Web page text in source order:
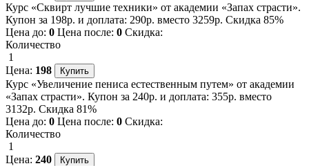
Курс «Сквирт лучшие техники» от академии «Запах страсти».
Купон за 198р. и доплата: 290р. вместо 3259р. Скидка 85%
Цена до: 0 Цена после: 0 Скидка:
Количество
1
Цена: 198
Курс «Увеличение пениса естественным путем» от академии
«Запах страсти». Купон за 240р. и доплата: 355р. вместо
3132р. Скидка 81%
Цена до: 0 Цена после: 0 Скидка:
Количество
1
Цена: 240